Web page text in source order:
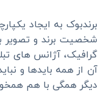
برندبوک به ایجاد
شخصیت برند و تصویر
گرافیک، آژانس های
آن از همه بایدها و
دیگر همگی با هم